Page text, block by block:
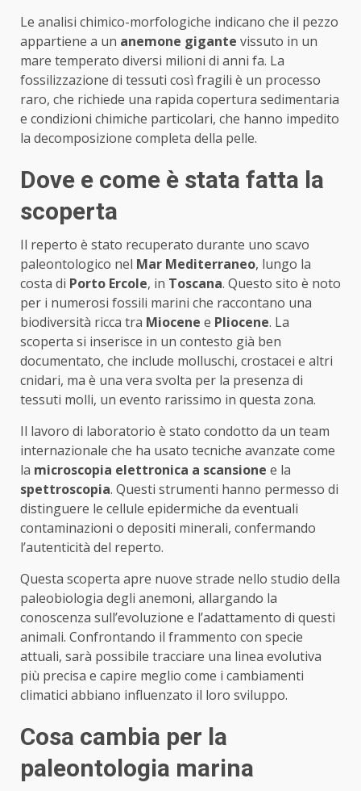
Le analisi chimico-morfologiche indicano che il pezzo
appartiene a un anemone gigante vissuto in un
mare temperato diversi milioni di anni fa. La
fossilizzazione di tessuti così fragili è un processo
raro, che richiede una rapida copertura sedimentaria
e condizioni chimiche particolari, che hanno impedito
la decomposizione completa della pelle.
Dove e come è stata fatta la
scoperta
Il reperto è stato recuperato durante uno scavo
paleontologico nel Mar Mediterraneo, lungo la
costa di Porto Ercole, in Toscana. Questo sito è noto
per i numerosi fossili marini che raccontano una
biodiversità ricca tra Miocene e Pliocene. La
scoperta si inserisce in un contesto già ben
documentato, che include molluschi, crostacei e altri
cnidari, ma è una vera svolta per la presenza di
tessuti molli, un evento rarissimo in questa zona.
Il lavoro di laboratorio è stato condotto da un team
internazionale che ha usato tecniche avanzate come
la microscopia elettronica a scansione e la
spettroscopia. Questi strumenti hanno permesso di
distinguere le cellule epidermiche da eventuali
contaminazioni o depositi minerali, confermando
l’autenticità del reperto.
Questa scoperta apre nuove strade nello studio della
paleobiologia degli anemoni, allargando la
conoscenza sull’evoluzione e l’adattamento di questi
animali. Confrontando il frammento con specie
attuali, sarà possibile tracciare una linea evolutiva
più precisa e capire meglio come i cambiamenti
climatici abbiano influenzato il loro sviluppo.
Cosa cambia per la
paleontologia marina